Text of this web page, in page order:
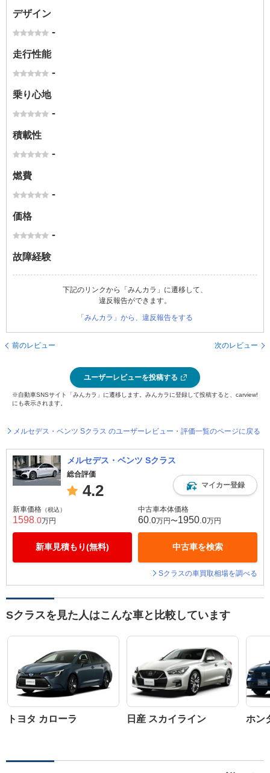
デザイン
-
走行性能
-
乗り心地
-
積載性
-
燃費
-
価格
-
故障経験
下記のリンクから「みんカラ」に遷移して、
違反報告ができます。
「みんカラ」から、違反報告をする
前のレビュー 次のレビュー
ユーザーレビューを投稿する
※自動車SNSサイト「みんカラ」に遷移します。みんカラに登録して投稿すると、carview!
にも表示されます。
メルセデス・ベンツ Sクラス のユーザーレビュー・評価一覧のページに戻る
メルセデス・ベンツ Sクラス
総合評価
4.2 マイカー登録
新車価格 （税込）
1598 .0万円
新車見積もり(無料)
中古車本体価格
60 .0万円〜1950 .0万円
中古車を検索
Sクラスの車買取相場を調べる
Sクラスを見た人はこんな車と比較しています
トヨタ カローラ 日産 スカイライン ホン